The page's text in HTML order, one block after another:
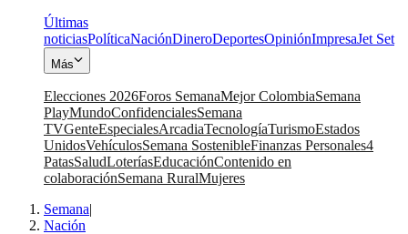
Últimas
noticiasPolíticaNaciónDineroDeportesOpiniónImpresaJet Set
Más
Elecciones 2026Foros SemanaMejor ColombiaSemana
PlayMundoConfidencialesSemana
TVGenteEspecialesArcadiaTecnologíaTurismoEstados
UnidosVehículosSemana SostenibleFinanzas Personales4
PatasSaludLoteríasEducaciónContenido en
colaboraciónSemana RuralMujeres
Semana|
Nación